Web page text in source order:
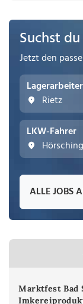
Suchst
Jetzt den
Lagerarbeiter
Rietz
LKW-Fahrer
Hörsching
ALLE JOBS
Marktfest Bad